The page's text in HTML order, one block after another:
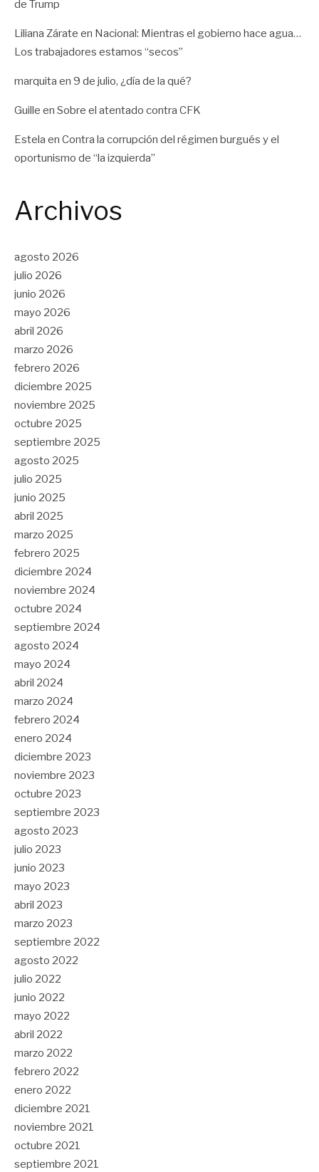
de Trump
Liliana Zárate en Nacional: Mientras el gobierno hace agua…
Los trabajadores estamos “secos”
marquita en 9 de julio, ¿día de la qué?
Guille en Sobre el atentado contra CFK
Estela en Contra la corrupción del régimen burgués y el
oportunismo de “la izquierda”
Archivos
agosto 2026
julio 2026
junio 2026
mayo 2026
abril 2026
marzo 2026
febrero 2026
diciembre 2025
noviembre 2025
octubre 2025
septiembre 2025
agosto 2025
julio 2025
junio 2025
abril 2025
marzo 2025
febrero 2025
diciembre 2024
noviembre 2024
octubre 2024
septiembre 2024
agosto 2024
mayo 2024
abril 2024
marzo 2024
febrero 2024
enero 2024
diciembre 2023
noviembre 2023
octubre 2023
septiembre 2023
agosto 2023
julio 2023
junio 2023
mayo 2023
abril 2023
marzo 2023
septiembre 2022
agosto 2022
julio 2022
junio 2022
mayo 2022
abril 2022
marzo 2022
febrero 2022
enero 2022
diciembre 2021
noviembre 2021
octubre 2021
septiembre 2021